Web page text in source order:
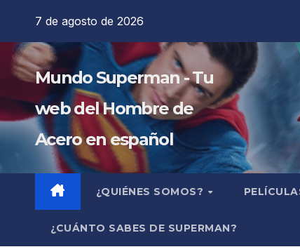
contenido
7 de agosto de 2026
Mundo Superman - Tu
web del Hombre de
Acero en español
¿QUIÉNES SOMOS?
¿CUÁNTO SABES DE SUPERMAN?